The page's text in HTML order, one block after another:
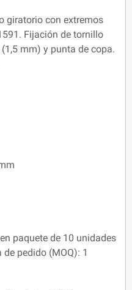
giratorio con extremos
Fijación de tornillo
mm) y punta de copa.
paquete de 10 unidades
pedido (MOQ): 1